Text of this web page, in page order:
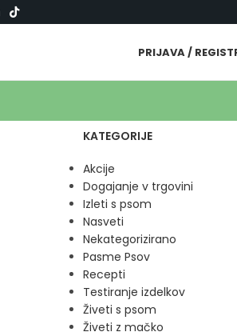
PRIJAVA /
KATEGORIJE
Akcije
Dogajanje v trgovini
Izleti s psom
Nasveti
Nekategorizirano
Pasme Psov
Recepti
Testiranje izdelkov
Živeti s psom
Živeti z mačko